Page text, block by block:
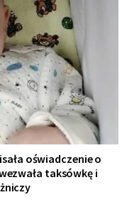
oświadczenie o
taksówkę i